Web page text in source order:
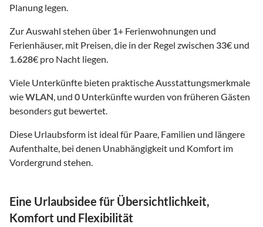
Planung legen.
Zur Auswahl stehen über 1+ Ferienwohnungen und
Ferienhäuser, mit Preisen, die in der Regel zwischen 33€ und
1.628€ pro Nacht liegen.
Viele Unterkünfte bieten praktische Ausstattungsmerkmale
wieWLAN, und 0 Unterkünfte wurden von früheren Gästen
besonders gut bewertet.
Diese Urlaubsform ist ideal für Paare, Familien und längere
Aufenthalte, bei denen Unabhängigkeit und Komfort im
Vordergrund stehen.
Eine Urlaubsidee für Übersichtlichkeit,
Komfort und Flexibilität